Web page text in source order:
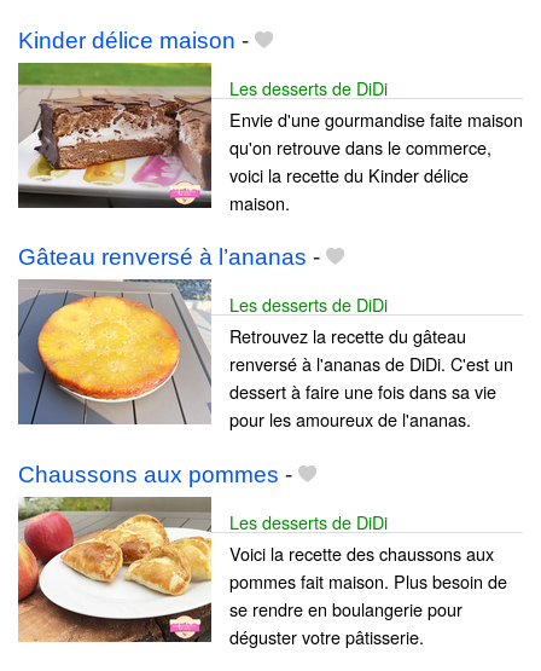
Kinder délice maison -
Les desserts de DiDi
Envie d'une gourmandise faite maison
qu'on retrouve dans le commerce,
voici la recette du Kinder délice
maison.
Gâteau renversé à l’ananas -
Les desserts de DiDi
Retrouvez la recette du gâteau
renversé à l'ananas de DiDi. C'est un
dessert à faire une fois dans sa vie
pour les amoureux de l'ananas.
Chaussons aux pommes -
Les desserts de DiDi
Voici la recette des chaussons aux
pommes fait maison. Plus besoin de
se rendre en boulangerie pour
déguster votre pâtisserie.